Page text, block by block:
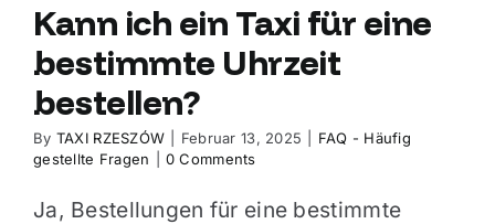
Kann ich ein Taxi für eine
bestimmte Uhrzeit
bestellen?
By TAXI RZESZÓW Februar 13, 2025
FAQ - Häufig
gestellte Fragen
0 Comments
Ja, Bestellungen für eine bestimmte